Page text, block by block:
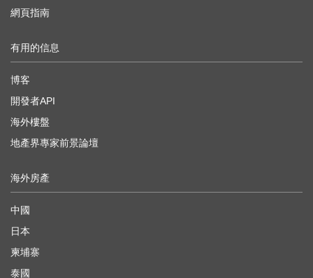
網頁指南
有用的信息
博客
開發者API
海外樓盤
地產界專家前景論壇
海外房產
中國
日本
柬埔寨
泰國